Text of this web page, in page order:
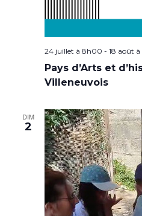
24 juillet à 8h00 - 18 août
Pays d’Arts et
Villeneuvois
DIM
2